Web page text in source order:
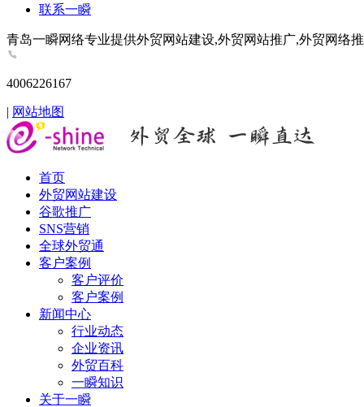
联系一瞬
青岛一瞬网络专业提供外贸网站建设,外贸网站推广,外贸网络
4006226167
| 网站地图
首页
外贸网站建设
谷歌推广
SNS营销
全球外贸通
客户案例
客户评价
客户案例
新闻中心
行业动态
企业资讯
外贸百科
一瞬知识
关于一瞬